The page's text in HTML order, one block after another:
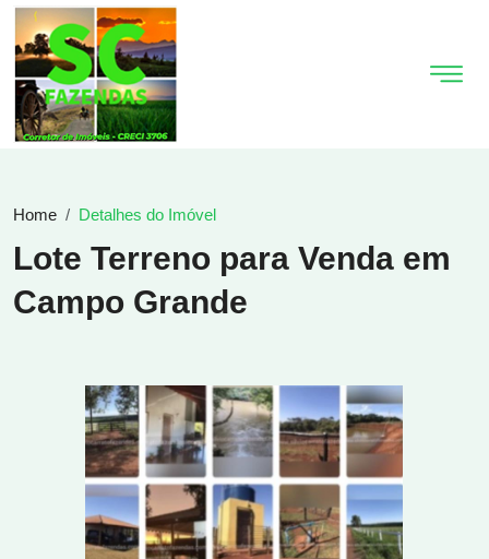
Home Detalhes do Imóvel
Lote Terreno para Venda em
Campo Grande